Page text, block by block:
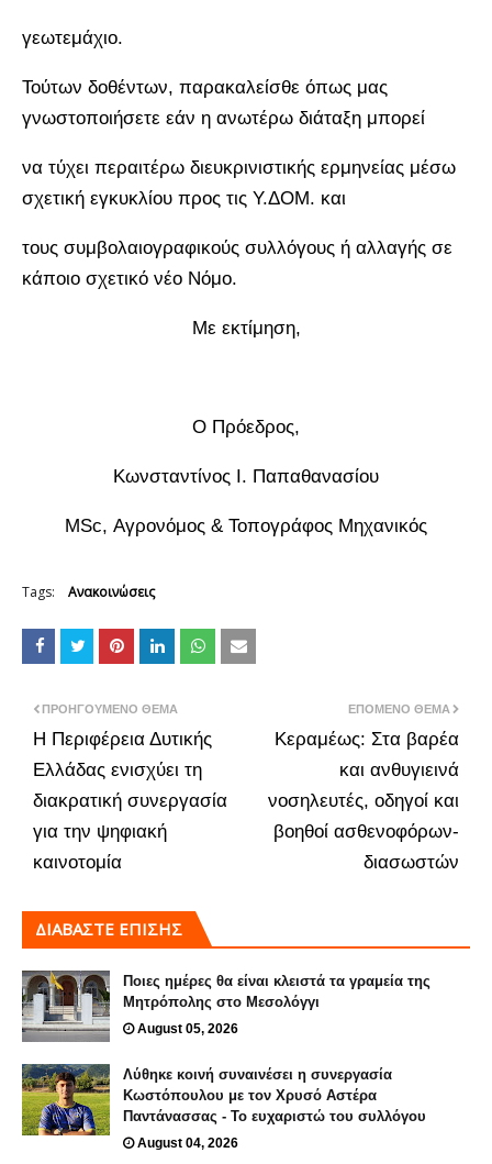
γεωτεμάχιο.
Τούτων δοθέντων, παρακαλείσθε όπως μας
γνωστοποιήσετε εάν η ανωτέρω διάταξη μπορεί
να τύχει περαιτέρω διευκρινιστικής ερμηνείας μέσω
σχετική εγκυκλίου προς τις Υ.ΔΟΜ. και
τους συμβολαιογραφικούς συλλόγους ή αλλαγής σε
κάποιο σχετικό νέο Νόμο.
Με εκτίμηση,
Ο Πρόεδρος,
Κωνσταντίνος Ι. Παπαθανασίου
MSc, Αγρονόμος & Τοπογράφος Μηχανικός
Tags: Ανακοινώσεις
ΕΠΌΜΕΝΟ ΘΈΜΑ
Κεραμέως: Στα βαρέα
και ανθυγιεινά
νοσηλευτές, οδηγοί και
βοηθοί ασθενοφόρων-
διασωστών
ΠΡΟΗΓΟΎΜΕΝΟ ΘΈΜΑ
Η Περιφέρεια Δυτικής
Ελλάδας ενισχύει τη
διακρατική συνεργασία
για την ψηφιακή
καινοτομία
ΔΙΑΒΑΣΤΕ ΕΠΙΣΗΣ
Ποιες ημέρες θα είναι κλειστά τα γραμεία της
Μητρόπολης στο Μεσολόγγι
August 05, 2026
Λύθηκε κοινή συναινέσει η συνεργασία
Κωστόπουλου με τον Χρυσό Αστέρα
Παντάνασσας - Το ευχαριστώ του συλλόγου
August 04, 2026